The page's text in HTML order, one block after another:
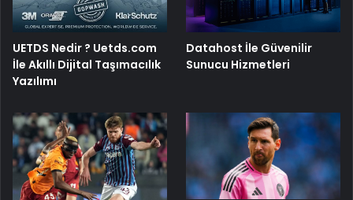
UETDS Nedir ? Uetds.com
İle Akıllı Dijital Taşımacılık
Yazılımı
Datahost İle Güvenilir
Sunucu Hizmetleri